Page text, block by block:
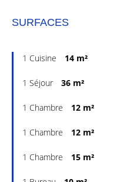
SURFACES
1 Cuisine 14 m²
1 Séjour 36 m²
1 Chambre 12 m²
1 Chambre 12 m²
1 Chambre 15 m²